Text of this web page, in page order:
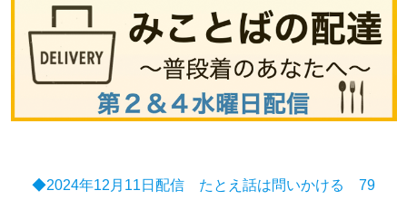
◆2024年12月11日配信 たとえ話は問いかける 79